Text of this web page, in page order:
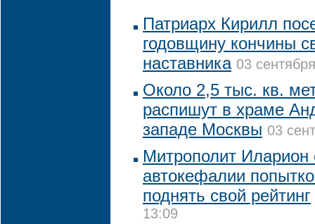
Патриарх Кирилл
годовщину кончины
наставника 03
Около 2,5 тыс. кв.
распишут в храме
западе Москвы 03
Митрополит Иларион
автокефалии
поднять свой рейтинг
13:09